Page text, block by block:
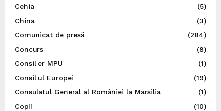
Cehia
(5)
China
(3)
Comunicat de presă
(284)
Concurs
(8)
Consilier MPU
(1)
Consiliul Europei
(19)
Consulatul General al României la Marsilia
(1)
Copii
(10)